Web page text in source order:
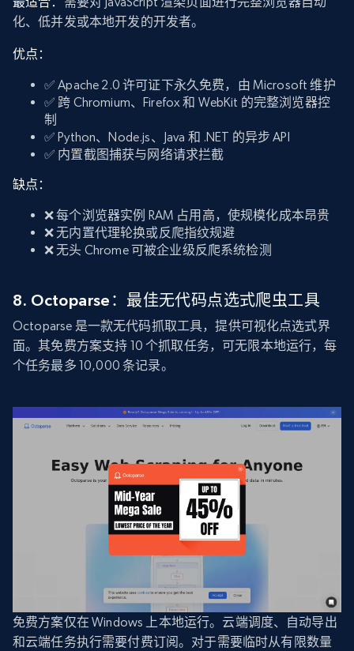
化、低并发或本地开发的开发者。
优点：
✅ Apache 2.0 许可证下永久免费，由 Microsoft 维护
✅ 跨 Chromium、Firefox 和 WebKit 的完整浏览器控
制
✅ Python、Node.js、Java 和 .NET 的异步 API
✅ 内置截图捕获与网络请求拦截
缺点：
❌ 每个浏览器实例 RAM 占用高，使规模化成本昂贵
❌ 无内置代理轮换或反爬指纹规避
❌ 无头 Chrome 可被企业级反爬系统检测
8. Octoparse：最佳无代码点选式爬虫工具
Octoparse 是一款无代码抓取工具，提供可视化点选式界
面。其免费方案支持 10 个抓取任务，可无限本地运行，每
个任务最多 10,000 条记录。
免费方案仅在 Windows 上本地运行。云端调度、自动导出
和云端任务执行需要付费订阅。对于需要临时从有限数量